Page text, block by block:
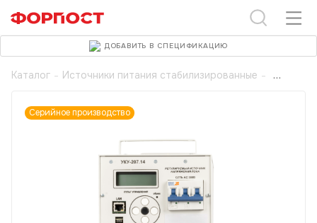
Каталог - Источники питания стабилизированные -
Серийное производство
ДОБАВИТЬ В СПЕЦИФИКАЦИЮ